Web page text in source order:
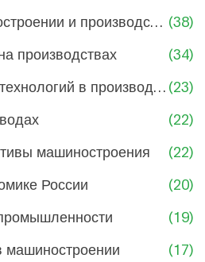
Инновации в машиностроении и производстве (38)
производствах
(34)
Развитие цифровых технологий в производстве (23)
(22)
машиностроения
(22)
России
(20)
(19)
(17)